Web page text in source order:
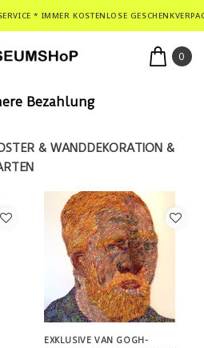
* IMMER KOSTENLOSE
0
Bezahlung
& WANDDEKORATION &
EXKLUSIVE VAN GOGH-